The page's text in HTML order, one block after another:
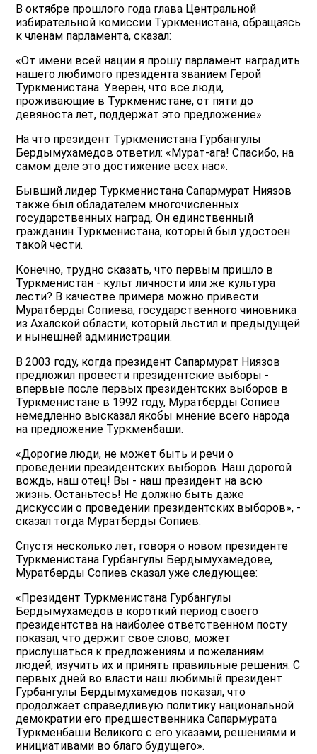
В октябре прошлого года глава Центральной
избирательной комиссии Туркменистана, обращаясь
к членам парламента, сказал:
«От имени всей нации я прошу парламент наградить
нашего любимого президента званием Герой
Туркменистана. Уверен, что все люди,
проживающие в Туркменистане, от пяти до
девяноста лет, поддержат это предложение».
На что президент Туркменистана Гурбангулы
Бердымухамедов ответил: «Мурат-ага! Спасибо, на
самом деле это достижение всех нас».
Бывший лидер Туркменистана Сапармурат Ниязов
также был обладателем многочисленных
государственных наград. Он единственный
гражданин Туркменистана, который был удостоен
такой чести.
Конечно, трудно сказать, что первым пришло в
Туркменистан - культ личности или же культура
лести? В качестве примера можно привести
Муратберды Сопиева, государственного чиновника
из Ахалской области, который льстил и предыдущей
и нынешней администрации.
В 2003 году, когда президент Сапармурат Ниязов
предложил провести президентские выборы -
впервые после первых президентских выборов в
Туркменистане в 1992 году, Муратберды Сопиев
немедленно высказал якобы мнение всего народа
на предложение Туркменбаши.
«Дорогие люди, не может быть и речи о
проведении президентских выборов. Наш дорогой
вождь, наш отец! Вы - наш президент на всю
жизнь. Останьтесь! Не должно быть даже
дискуссии о проведении президентских выборов», -
сказал тогда Муратберды Сопиев.
Спустя несколько лет, говоря о новом президенте
Туркменистана Гурбангулы Бердымухамедове,
Муратберды Сопиев сказал уже следующее:
«Президент Туркменистана Гурбангулы
Бердымухамедов в короткий период своего
президентства на наиболее ответственном посту
показал, что держит свое слово, может
прислушаться к предложениям и пожеланиям
людей, изучить их и принять правильные решения. С
первых дней во власти наш любимый президент
Гурбангулы Бердымухамедов показал, что
продолжает справедливую политику национальной
демократии его предшественника Сапармурата
Туркменбаши Великого с его указами, решениями и
инициативами во благо будущего».